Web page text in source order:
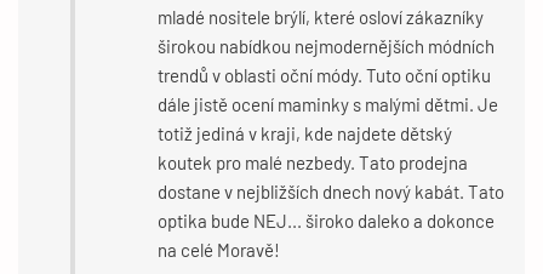
mladé nositele brýlí, které osloví zákazníky
širokou nabídkou nejmodernějších módních
trendů v oblasti oční módy. Tuto oční optiku
dále jistě ocení maminky s malými dětmi. Je
totiž jediná v kraji, kde najdete dětský
koutek pro malé nezbedy. Tato prodejna
dostane v nejbližších dnech nový kabát. Tato
optika bude NEJ... široko daleko a dokonce
na celé Moravě!